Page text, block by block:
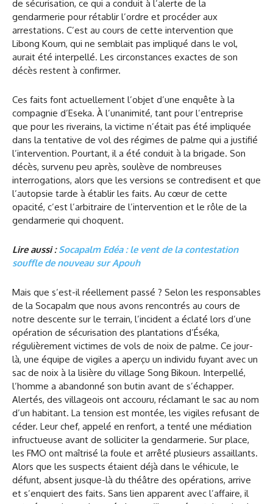
de sécurisation, ce qui a conduit à l’alerte de la
gendarmerie pour rétablir l’ordre et procéder aux
arrestations. C’est au cours de cette intervention que
Libong Koum, qui ne semblait pas impliqué dans le vol,
aurait été interpellé. Les circonstances exactes de son
décès restent à confirmer.
Ces faits font actuellement l’objet d’une enquête à la
compagnie d’Eseka. À l’unanimité, tant pour l’entreprise
que pour les riverains, la victime n’était pas été impliquée
dans la tentative de vol des régimes de palme qui a justifié
l’intervention. Pourtant, il a été conduit à la brigade. Son
décès, survenu peu après, soulève de nombreuses
interrogations, alors que les versions se contredisent et que
l’autopsie tarde à établir les faits. Au cœur de cette
opacité, c’est l’arbitraire de l’intervention et le rôle de la
gendarmerie qui choquent.
Lire aussi :Socapalm Edéa : le vent de la contestation
souffle de nouveau sur Apouh
Mais que s’est-il réellement passé ? Selon les responsables
de la Socapalm que nous avons rencontrés au cours de
notre descente sur le terrain, l’incident a éclaté lors d’une
opération de sécurisation des plantations d’Éséka,
régulièrement victimes de vols de noix de palme. Ce jour-
là, une équipe de vigiles a aperçu un individu fuyant avec un
sac de noix à la lisière du village Song Bikoun. Interpellé,
l’homme a abandonné son butin avant de s’échapper.
Alertés, des villageois ont accouru, réclamant le sac au nom
d’un habitant. La tension est montée, les vigiles refusant de
céder. Leur chef, appelé en renfort, a tenté une médiation
infructueuse avant de solliciter la gendarmerie. Sur place,
les FMO ont maîtrisé la foule et arrêté plusieurs assaillants.
Alors que les suspects étaient déjà dans le véhicule, le
défunt, absent jusque-là du théâtre des opérations, arrive
et s’enquiert des faits. Sans lien apparent avec l’affaire, il